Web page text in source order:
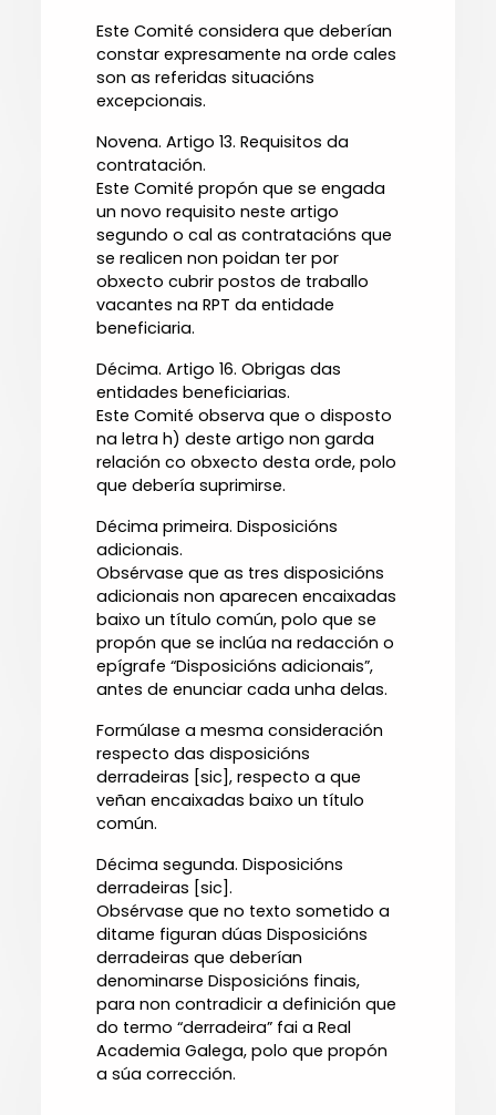
Este Comité considera que deberían
constar expresamente na orde cales
son as referidas situacións
excepcionais.
Novena. Artigo 13. Requisitos da
contratación.
Este Comité propón que se engada
un novo requisito neste artigo
segundo o cal as contratacións que
se realicen non poidan ter por
obxecto cubrir postos de traballo
vacantes na RPT da entidade
beneficiaria.
Décima. Artigo 16. Obrigas das
entidades beneficiarias.
Este Comité observa que o disposto
na letra h) deste artigo non garda
relación co obxecto desta orde, polo
que debería suprimirse.
Décima primeira. Disposicións
adicionais.
Obsérvase que as tres disposicións
adicionais non aparecen encaixadas
baixo un título común, polo que se
propón que se inclúa na redacción o
epígrafe “Disposicións adicionais”,
antes de enunciar cada unha delas.
Formúlase a mesma consideración
respecto das disposicións
derradeiras [sic], respecto a que
veñan encaixadas baixo un título
común.
Décima segunda. Disposicións
derradeiras [sic].
Obsérvase que no texto sometido a
ditame figuran dúas Disposicións
derradeiras que deberían
denominarse Disposicións finais,
para non contradicir a definición que
do termo “derradeira” fai a Real
Academia Galega, polo que propón
a súa corrección.